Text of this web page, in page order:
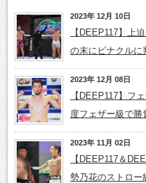
2023年 12月 10日
【DEEP117】上
の末にピナクルに
2023年 12月 08日
【DEEP117】フ
度フェザー級で勝
2023年 11月 02日
【DEEP117＆
勢乃花のストロー